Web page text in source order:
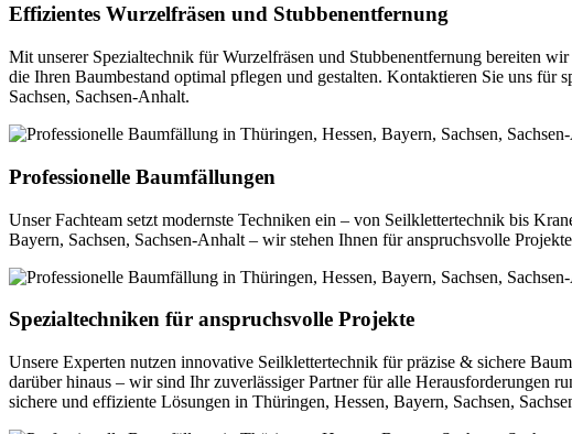
Effizientes Wurzelfräsen und Stubbenentfernung
Mit unserer Spezialtechnik für Wurzelfräsen und Stubbenentfernung bereiten
die Ihren Baumbestand optimal pflegen und gestalten. Kontaktieren Sie uns für
Sachsen, Sachsen-Anhalt.
Professionelle Baumfällungen
Unser Fachteam setzt modernste Techniken ein – von Seilklettertechnik bis
Bayern, Sachsen, Sachsen-Anhalt – wir stehen Ihnen für anspruchsvolle
Spezialtechniken für anspruchsvolle Projekte
Unsere Experten nutzen innovative Seilklettertechnik für präzise & sichere
darüber hinaus – wir sind Ihr zuverlässiger Partner für alle Herausforderungen
sichere und effiziente Lösungen in Thüringen, Hessen, Bayern, Sachsen,